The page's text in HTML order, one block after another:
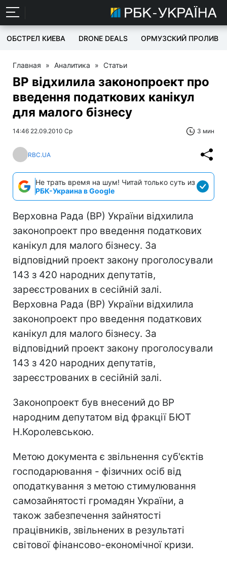
ОБСТРЕЛ КИЕВА DRONE DEALS ОРМУЗСКИЙ ПРОЛИВ
Главная » Аналитика » Статьи
ВР відхилила законопроект про
введення податкових канікул
для малого бізнесу
14:46 22.09.2010 Ср 3 мин
RBC.UA
Не трать время на шум! Читай только суть из
РБК-Украина в Google
Верховна Рада (ВР) України відхилила
законопроект про введення податкових
канікул для малого бізнесу. За
відповідний проект закону проголосували
143 з 420 народних депутатів,
зареєстрованих в сесійній залі.
Верховна Рада (ВР) України відхилила
законопроект про введення податкових
канікул для малого бізнесу. За
відповідний проект закону проголосували
143 з 420 народних депутатів,
зареєстрованих в сесійній залі.
Законопроект був внесений до ВР
народним депутатом від фракції БЮТ
Н.Королевською.
Метою документа є звільнення суб'єктів
господарювання - фізичних осіб від
оподаткування з метою стимулювання
самозайнятості громадян України, а
також забезпечення зайнятості
працівників, звільнених в результаті
світової фінансово-економічної кризи.